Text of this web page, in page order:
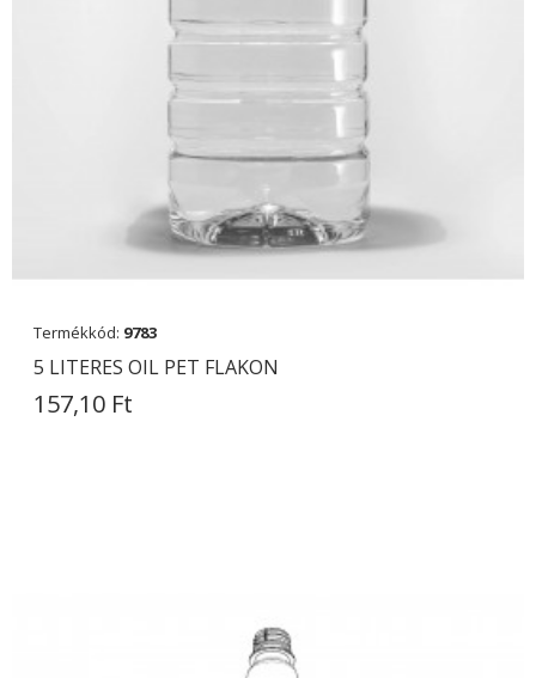
Termékkód: 9783
5 LITERES OIL PET FLAKON
157,10 Ft